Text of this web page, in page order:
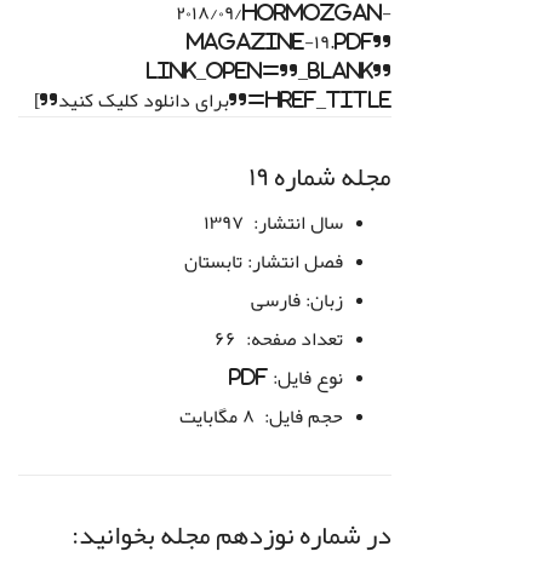
۲۰۱۸/۰۹/Hormozgan-
Magazine-۱۹.pdf”
link_open=”_blank”
href_title=”برای دانلود کلیک کنید”]
مجله شماره ۱۹
سال انتشار:
فصل انتشار: تابستان
زبان: فارسی
تعداد صفحه:
نوع فایل:
حجم فایل:
در شماره نوزدهم مجله بخوانید: